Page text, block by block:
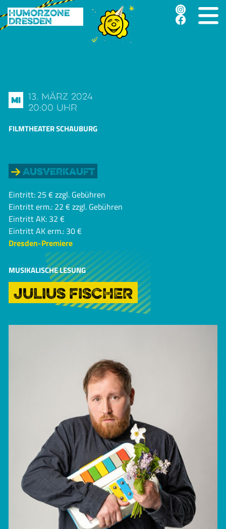
Humorzone
Dresden
Mi
13. März 2024
20:00 Uhr
FILMTHEATER SCHAUBURG
Ausverkauft
Eintritt: 25 € zzgl. Gebühren
Eintritt erm.: 22 € zzgl. Gebühren
Eintritt AK: 32 €
Eintritt AK erm.: 30 €
Dresden-Premiere
MUSIKALISCHE LESUNG
JULIUS FISCHER